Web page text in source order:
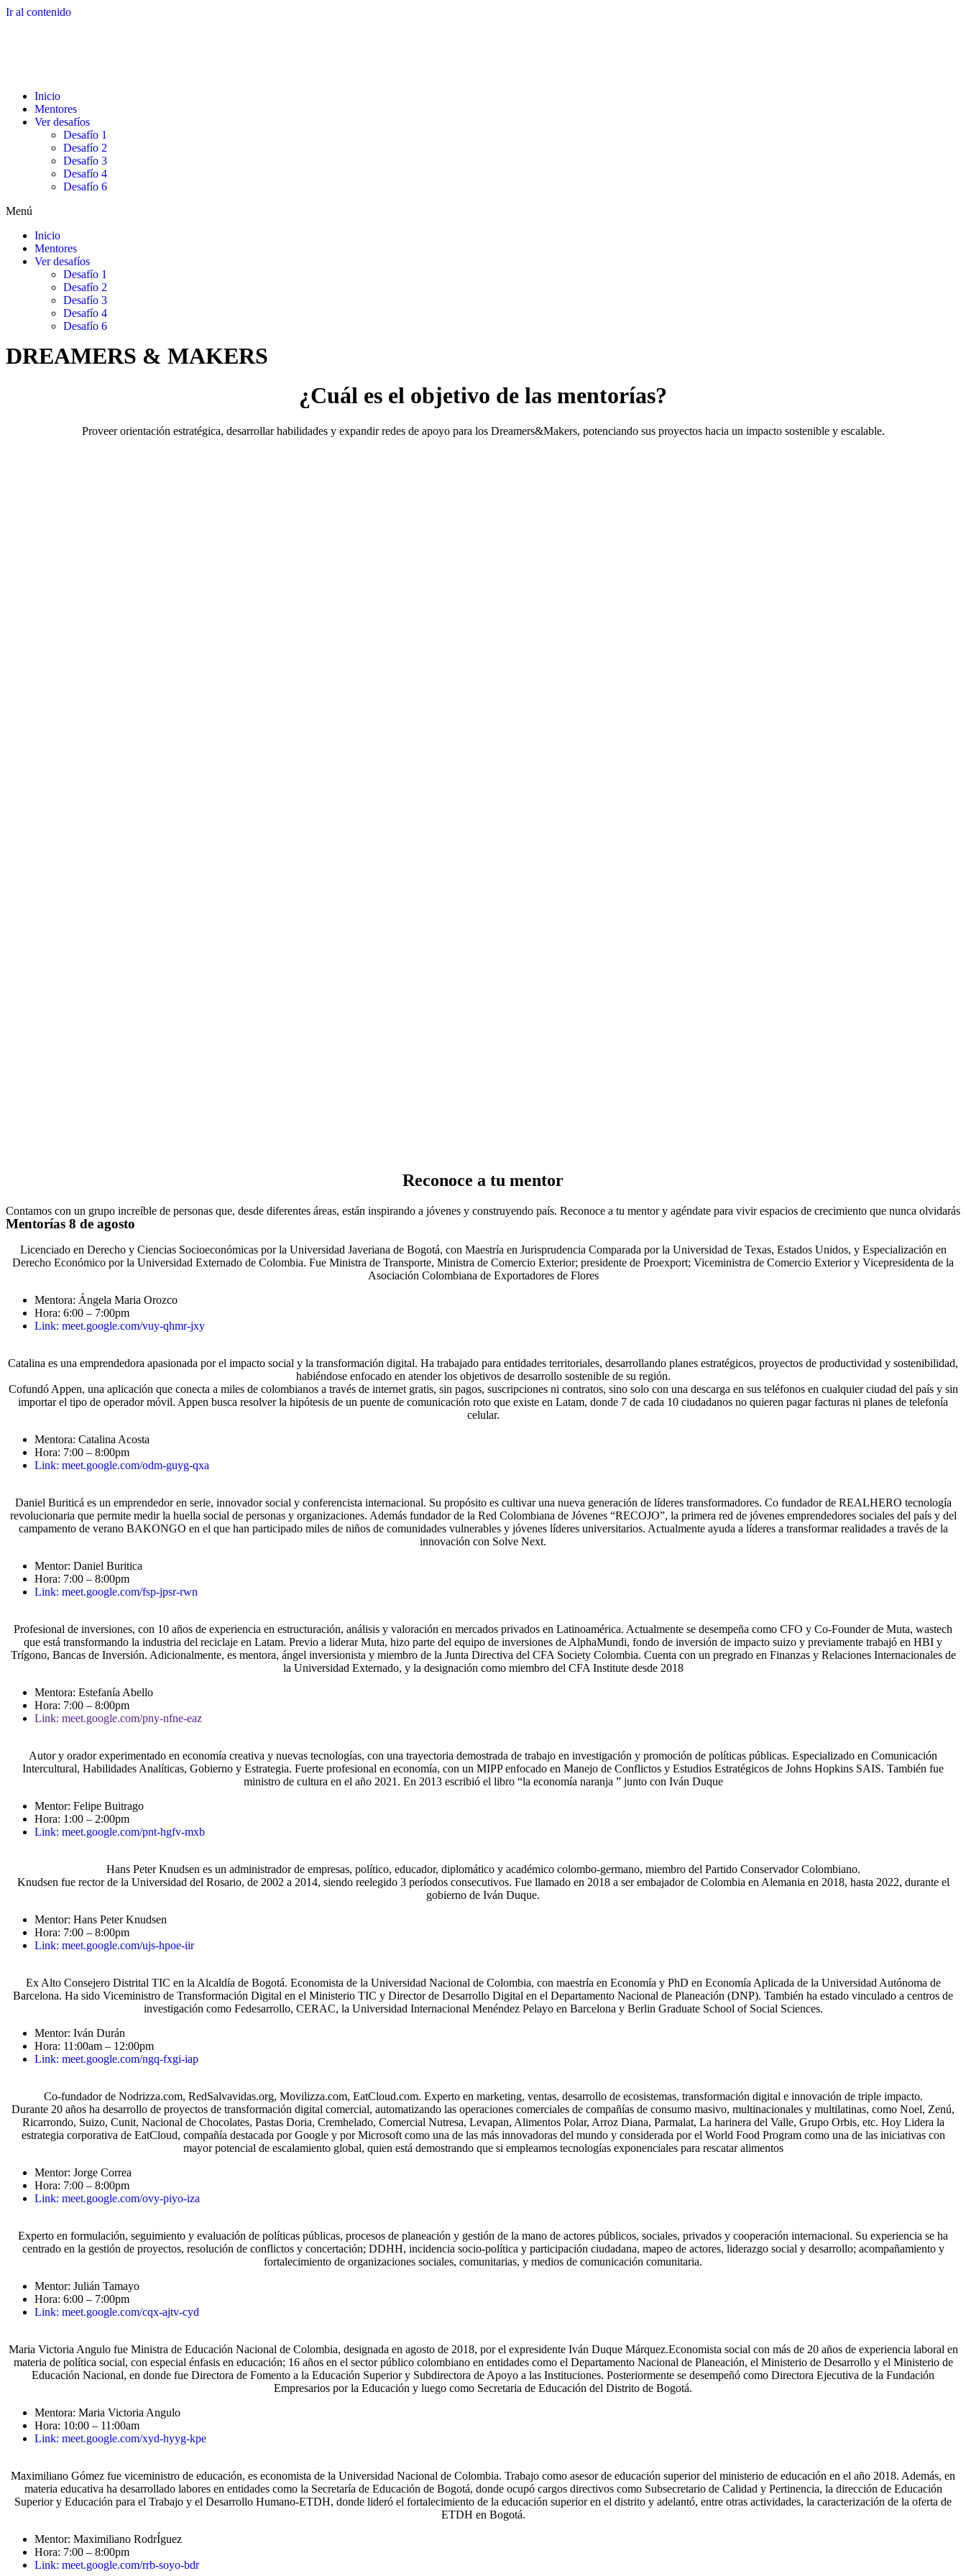
Ir al contenido
Inicio
Mentores
Ver desafíos
Desafío 1
Desafío 2
Desafío 3
Desafío 4
Desafío 6
Menú
Inicio
Mentores
Ver desafíos
Desafío 1
Desafío 2
Desafío 3
Desafío 4
Desafío 6
DREAMERS & MAKERS
¿Cuál es el objetivo de las mentorías?
Proveer orientación estratégica, desarrollar habilidades y expandir redes de apoyo para los Dreamers&Makers, potenciando sus proyectos hacia un impacto sostenible y escalable.
Reconoce a tu mentor
Contamos con un grupo increíble de personas que, desde diferentes áreas, están inspirando a jóvenes y construyendo país. Reconoce a tu mentor y agéndate para vivir espacios de crecimiento que nunca olvidarás
Mentorías 8 de agosto
Licenciado en Derecho y Ciencias Socioeconómicas por la Universidad Javeriana de Bogotá, con Maestría en Jurisprudencia Comparada por la Universidad de Texas, Estados Unidos, y Especialización en
Derecho Económico por la Universidad Externado de Colombia. Fue Ministra de Transporte, Ministra de Comercio Exterior; presidente de Proexport; Viceministra de Comercio Exterior y Vicepresidenta de la
Asociación Colombiana de Exportadores de Flores
Mentora: Ángela Maria Orozco
Hora: 6:00 – 7:00pm
Link: meet.google.com/vuy-qhmr-jxy
Catalina es una emprendedora apasionada por el impacto social y la transformación digital. Ha trabajado para entidades territoriales, desarrollando planes estratégicos, proyectos de productividad y sostenibilidad,
habiéndose enfocado en atender los objetivos de desarrollo sostenible de su región.
Cofundó Appen, una aplicación que conecta a miles de colombianos a través de internet gratis, sin pagos, suscripciones ni contratos, sino solo con una descarga en sus teléfonos en cualquier ciudad del país y sin
importar el tipo de operador móvil. Appen busca resolver la hipótesis de un puente de comunicación roto que existe en Latam, donde 7 de cada 10 ciudadanos no quieren pagar facturas ni planes de telefonía
celular.
Mentora: Catalina Acosta
Hora: 7:00 – 8:00pm
Link: meet.google.com/odm-guyg-qxa
Daniel Buriticá es un emprendedor en serie, innovador social y conferencista internacional. Su propósito es cultivar una nueva generación de líderes transformadores. Co fundador de REALHERO tecnología
revolucionaria que permite medir la huella social de personas y organizaciones. Además fundador de la Red Colombiana de Jóvenes “RECOJO”, la primera red de jóvenes emprendedores sociales del país y del
campamento de verano BAKONGO en el que han participado miles de niños de comunidades vulnerables y jóvenes líderes universitarios. Actualmente ayuda a líderes a transformar realidades a través de la
innovación con Solve Next.
Mentor: Daniel Buritica
Hora: 7:00 – 8:00pm
Link: meet.google.com/fsp-jpsr-rwn
Profesional de inversiones, con 10 años de experiencia en estructuración, análisis y valoración en mercados privados en Latinoamérica. Actualmente se desempeña como CFO y Co-Founder de Muta, wastech
que está transformando la industria del reciclaje en Latam. Previo a liderar Muta, hizo parte del equipo de inversiones de AlphaMundi, fondo de inversión de impacto suizo y previamente trabajó en HBI y
Trígono, Bancas de Inversión. Adicionalmente, es mentora, ángel inversionista y miembro de la Junta Directiva del CFA Society Colombia. Cuenta con un pregrado en Finanzas y Relaciones Internacionales de
la Universidad Externado, y la designación como miembro del CFA Institute desde 2018
Mentora: Estefanía Abello
Hora: 7:00 – 8:00pm
Link: meet.google.com/pny-nfne-eaz
Autor y orador experimentado en economía creativa y nuevas tecnologías, con una trayectoria demostrada de trabajo en investigación y promoción de políticas públicas. Especializado en Comunicación
Intercultural, Habilidades Analíticas, Gobierno y Estrategia. Fuerte profesional en economía, con un MIPP enfocado en Manejo de Conflictos y Estudios Estratégicos de Johns Hopkins SAIS. También fue
ministro de cultura en el año 2021. En 2013 escribió el libro “la economía naranja ” junto con Iván Duque
Mentor: Felipe Buitrago
Hora: 1:00 – 2:00pm
Link: meet.google.com/pnt-hgfv-mxb
Hans Peter Knudsen es un administrador de empresas, político, educador, diplomático y académico colombo-germano, miembro del Partido Conservador Colombiano.
Knudsen fue rector de la Universidad del Rosario, de 2002 a 2014, siendo reelegido 3 períodos consecutivos. Fue llamado en 2018 a ser embajador de Colombia en Alemania en 2018, hasta 2022, durante el
gobierno de Iván Duque.
Mentor: Hans Peter Knudsen
Hora: 7:00 – 8:00pm
Link: meet.google.com/ujs-hpoe-iir
Ex Alto Consejero Distrital TIC en la Alcaldía de Bogotá. Economista de la Universidad Nacional de Colombia, con maestría en Economía y PhD en Economía Aplicada de la Universidad Autónoma de
Barcelona. Ha sido Viceministro de Transformación Digital en el Ministerio TIC y Director de Desarrollo Digital en el Departamento Nacional de Planeación (DNP). También ha estado vinculado a centros de
investigación como Fedesarrollo, CERAC, la Universidad Internacional Menéndez Pelayo en Barcelona y Berlin Graduate School of Social Sciences.
Mentor: Iván Durán
Hora: 11:00am – 12:00pm
Link: meet.google.com/ngq-fxgi-iap
Co-fundador de Nodrizza.com, RedSalvavidas.org, Movilizza.com, EatCloud.com. Experto en marketing, ventas, desarrollo de ecosistemas, transformación digital e innovación de triple impacto.
Durante 20 años ha desarrollo de proyectos de transformación digital comercial, automatizando las operaciones comerciales de compañías de consumo masivo, multinacionales y multilatinas, como Noel, Zenú,
Ricarrondo, Suizo, Cunit, Nacional de Chocolates, Pastas Doria, Cremhelado, Comercial Nutresa, Levapan, Alimentos Polar, Arroz Diana, Parmalat, La harinera del Valle, Grupo Orbis, etc. Hoy Lidera la
estrategia corporativa de EatCloud, compañía destacada por Google y por Microsoft como una de las más innovadoras del mundo y considerada por el World Food Program como una de las iniciativas con
mayor potencial de escalamiento global, quien está demostrando que si empleamos tecnologías exponenciales para rescatar alimentos
Mentor: Jorge Correa
Hora: 7:00 – 8:00pm
Link: meet.google.com/ovy-piyo-iza
Experto en formulación, seguimiento y evaluación de políticas públicas, procesos de planeación y gestión de la mano de actores públicos, sociales, privados y cooperación internacional. Su experiencia se ha
centrado en la gestión de proyectos, resolución de conflictos y concertación; DDHH, incidencia socio-política y participación ciudadana, mapeo de actores, liderazgo social y desarrollo; acompañamiento y
fortalecimiento de organizaciones sociales, comunitarias, y medios de comunicación comunitaria.
Mentor: Julián Tamayo
Hora: 6:00 – 7:00pm
Link: meet.google.com/cqx-ajtv-cyd
Maria Victoria Angulo fue Ministra de Educación Nacional de Colombia, designada en agosto de 2018, por el expresidente Iván Duque Márquez.​ Economista social con más de 20 años de experiencia laboral en
materia de política social, con especial énfasis en educación; 16 años en el sector público colombiano en entidades como el Departamento Nacional de Planeación, el Ministerio de Desarrollo y el Ministerio de
Educación Nacional, en donde fue Directora de Fomento a la Educación Superior y Subdirectora de Apoyo a las Instituciones. Posteriormente se desempeñó como Directora Ejecutiva de la Fundación
Empresarios por la Educación y luego como Secretaria de Educación del Distrito de Bogotá.
Mentora: Maria Victoria Angulo
Hora: 10:00 – 11:00am
Link: meet.google.com/xyd-hyyg-kpe
Maximiliano Gómez fue viceministro de educación, es economista de la Universidad Nacional de Colombia. Trabajo como asesor de educación superior del ministerio de educación en el año 2018. Además, en
materia educativa ha desarrollado labores en entidades como la Secretaría de Educación de Bogotá, donde ocupó cargos directivos como Subsecretario de Calidad y Pertinencia, la dirección de Educación
Superior y Educación para el Trabajo y el Desarrollo Humano-ETDH, donde lideró el fortalecimiento de la educación superior en el distrito y adelantó, entre otras actividades, la caracterización de la oferta de
ETDH en Bogotá.
Mentor: Maximiliano RodrÍguez
Hora: 7:00 – 8:00pm
Link: meet.google.com/rrb-soyo-bdr